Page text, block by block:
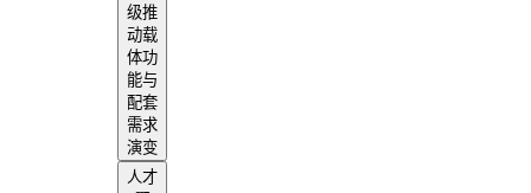
级推
动载
体功
能与
配套
需求
演变
人才